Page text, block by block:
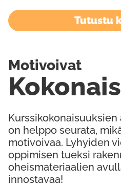
Tutustu
on helppo seurata,
motivoivaa. Lyhyiden
oppimisen tueksi
oheismateriaalien
innostavaa!
Motivoivat